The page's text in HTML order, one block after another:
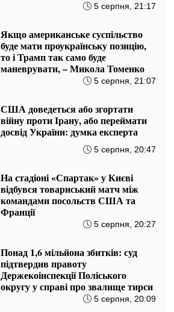
5 серпня, 21:17
Якщо американське суспільство
буде мати проукраїнську позицію,
то і Трамп так само буде
маневрувати, – Микола Томенко
5 серпня, 21:07
США доведеться або згортати
війну проти Ірану, або переймати
досвід України: думка експерта
5 серпня, 20:47
На стадіоні «Спартак» у Києві
відбувся товариський матч між
командами посольств США та
Франції
5 серпня, 20:27
Понад 1,6 мільйона збитків: суд
підтвердив правоту
Держекоінспекції Поліського
округу у справі про звалище тирси
5 серпня, 20:09